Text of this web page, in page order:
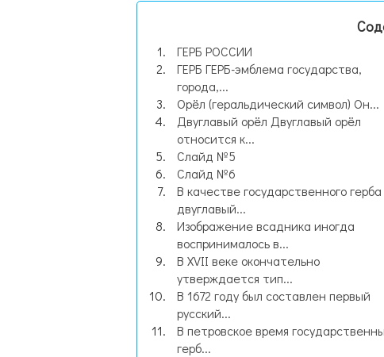
ГЕРБ РОССИИ
ГЕРБ ГЕРБ-эмблема государства,
города,...
Орёл (геральдический символ) Он...
Двуглавый орёл Двуглавый орёл
относится к...
Слайд №5
Слайд №6
В качестве государственного герба
двуглавый...
Изображение всадника иногда
воспринималось в...
В XVII веке окончательно
утверждается тип...
В 1672 году был составлен первый
русский...
В петровское время
герб...